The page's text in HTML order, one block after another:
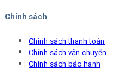
Chính sách
Chính sách thanh toán
Chính sách vận chuyển
Chính sách bảo hành